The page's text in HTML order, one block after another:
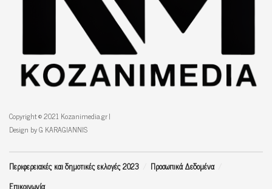
Copyright © 2021 Kozanimedia.gr |
Design by G KARAGIANNIS
Περιφερειακές και δημοτικές εκλογές 2023
Προσωπικά Δεδομένα
Επικοινωνία